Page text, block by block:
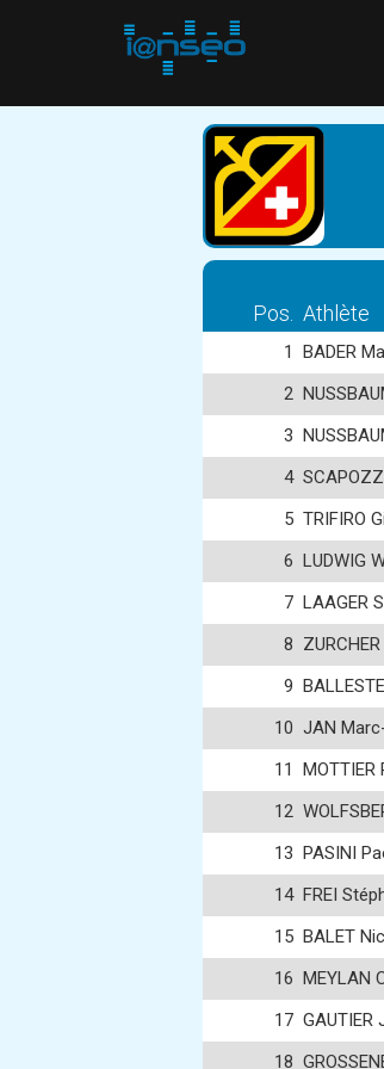
Pos. Athlète
1 BADER
2
3
4
5 TRIFIRO
6 LUDWIG
7 LAAGER
8
9
10 JAN
11
MOTTIER
12
13 PASINI
14 FREI
15 BALET
16 MEYLAN
17 GAUTIER
18